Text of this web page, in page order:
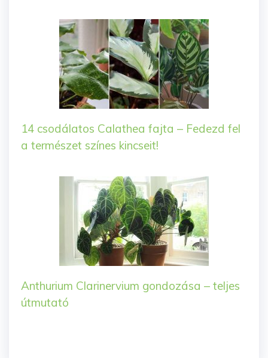
14 csodálatos Calathea fajta – Fedezd fel
a természet színes kincseit!
Anthurium Clarinervium gondozása – teljes
útmutató